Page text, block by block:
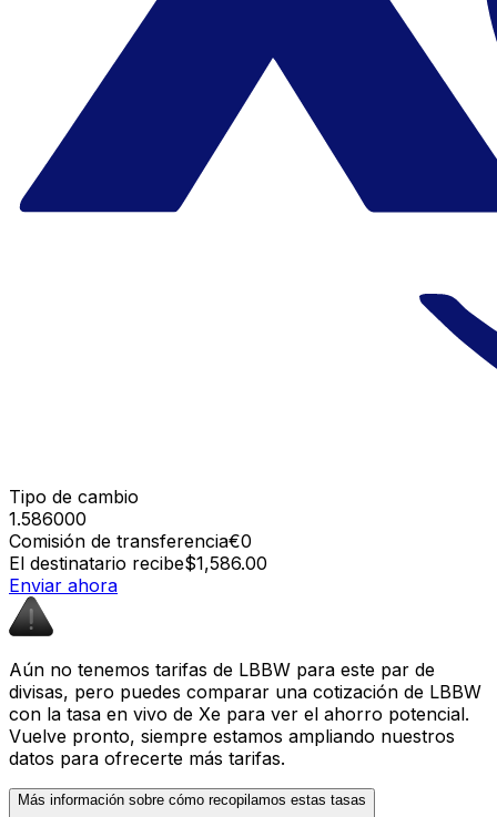
Tipo de cambio
1.586000
Comisión de transferencia€0
El destinatario recibe$1,586.00
Enviar ahora
Aún no tenemos tarifas de LBBW para este par de
divisas, pero puedes comparar una cotización de LBBW
con la tasa en vivo de Xe para ver el ahorro potencial.
Vuelve pronto, siempre estamos ampliando nuestros
datos para ofrecerte más tarifas.
Más información sobre cómo recopilamos estas tasas